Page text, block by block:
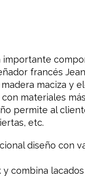
francés
maciza y
materiales
permite al
etc.
diseño con
combina